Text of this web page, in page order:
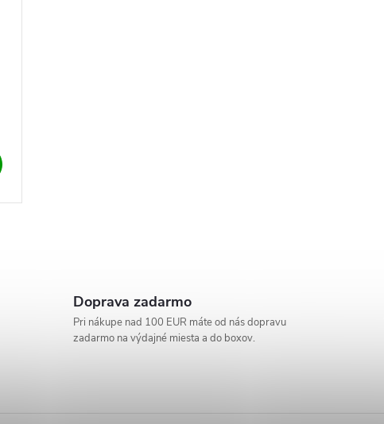
Doprava zadarmo
Pri nákupe nad 100 EUR máte od nás dopravu
zadarmo na výdajné miesta a do boxov.